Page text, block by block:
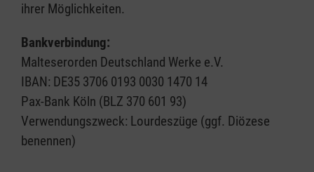
ihrer Möglichkeiten.
Bankverbindung:
Malteserorden Deutschland Werke e.V.
IBAN: DE35 3706 0193 0030 1470 14
Pax-Bank Köln (BLZ 370 601 93)
Verwendungszweck: Lourdeszüge (ggf. Diözese
benennen)